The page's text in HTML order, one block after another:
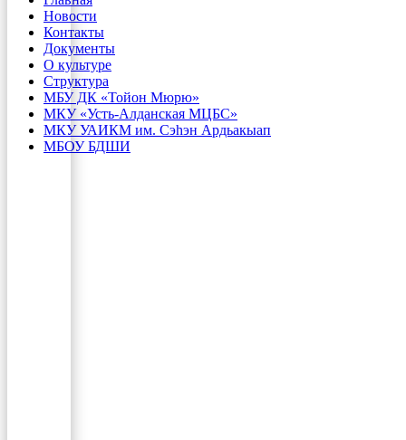
Новости
Контакты
Документы
О культуре
Структура
МБУ ДК «Тойон Мюрю»
МКУ «Усть-Алданская МЦБС»
МКУ УАИКМ им. Сэһэн Ардьакыап
МБОУ БДШИ